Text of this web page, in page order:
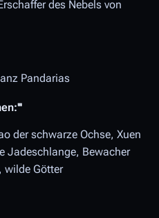
des Nebels von
Pandarias
der schwarze Ochse, Xuen
Jadeschlange, Bewacher
wilde Götter